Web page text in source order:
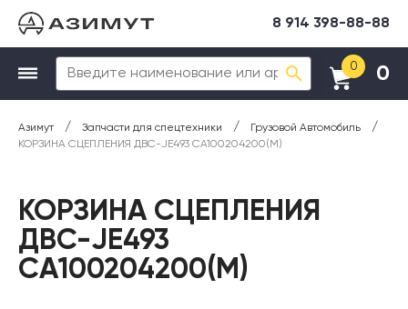
8 914 398-88-88
0 0
Азимут / Запчасти для спецтехники / Грузовой Автомобиль /
КОРЗИНА СЦЕПЛЕНИЯ ДВС-JE493 CA100204200(М)
КОРЗИНА СЦЕПЛЕНИЯ
ДВС-JE493
CA100204200(М)